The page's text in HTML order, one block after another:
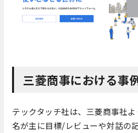
三菱商事における事
テックタッチ社は、三菱商事社
名が主に目標/レビューや対話の